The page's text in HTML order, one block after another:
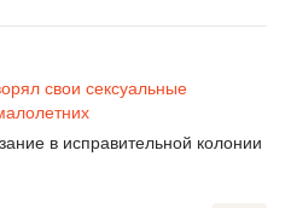
в исправительной колонии